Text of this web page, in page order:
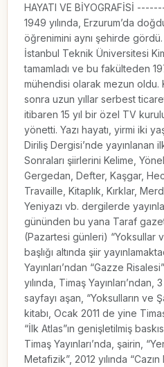
HAYATI VE BİYOGRAFİSİ
1949 yılında, Erzurum’da
öğrenimini aynı şehirde
İstanbul Teknik Üniversitesi
tamamladı ve bu fakülteden
mühendisi olarak mezun oldu.
sonra uzun yıllar serbest
itibaren 15 yıl bir özel TV
yönetti. Yazı hayatı, yirmi iki
Diriliş Dergisi’nde yayınlanan
Sonraları şiirlerini Kelime,
Gergedan, Defter, Kaşgar,
Travaille, Kitaplık, Kırklar,
Yeniyazı vb. dergilerde
gününden bu yana Taraf
(Pazartesi günleri) “Yoksullar
başlığı altında şiir
Yayınları’ndan “Gazze
yılında, Timaş
sayfayı aşan, “Yoksulların ve
kitabı, Ocak 2011 de yine
“İlk Atlas”ın genişletilmiş
Timaş Yayınları’nda, şairin,
Metafizik”, 2012 yılında “Cazın